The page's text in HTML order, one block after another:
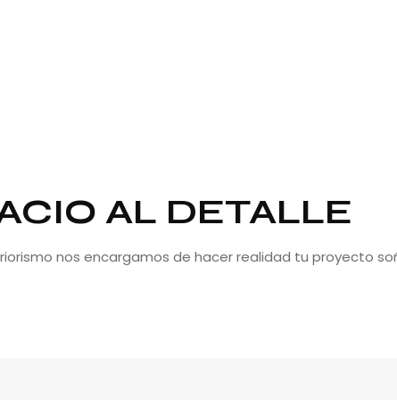
AL DETALLE
nos encargamos de hacer realidad tu proyecto